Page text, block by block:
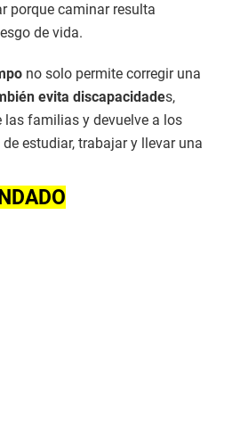
porque caminar resulta
de vida.
no solo permite corregir una
evita discapacidades,
las familias y devuelve a los
estudiar, trabajar y llevar una